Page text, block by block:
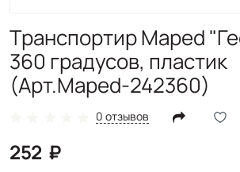
Транспортир Maped
360 градусов, пластик
(Арт.Maped-242360)
0 отзывов
252